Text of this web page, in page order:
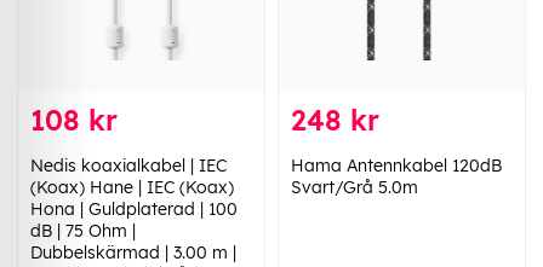
108 kr
Nedis koaxialkabel | IEC
(Koax) Hane | IEC (Koax)
Hona | Guldplaterad | 100
dB | 75 Ohm |
Dubbelskärmad | 3.00 m |
248 kr
Hama Antennkabel 120dB
Svart/Grå 5.0m